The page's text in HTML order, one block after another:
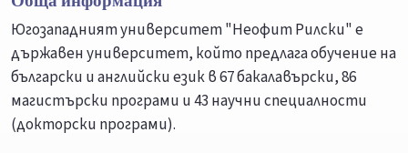
Югозападният университет "Неофит Рилски" е
държавен университет, който предлага обучение на
български и английски език в 67 бакалавърски, 86
магистърски програми и 43 научни специалности
(докторски програми).